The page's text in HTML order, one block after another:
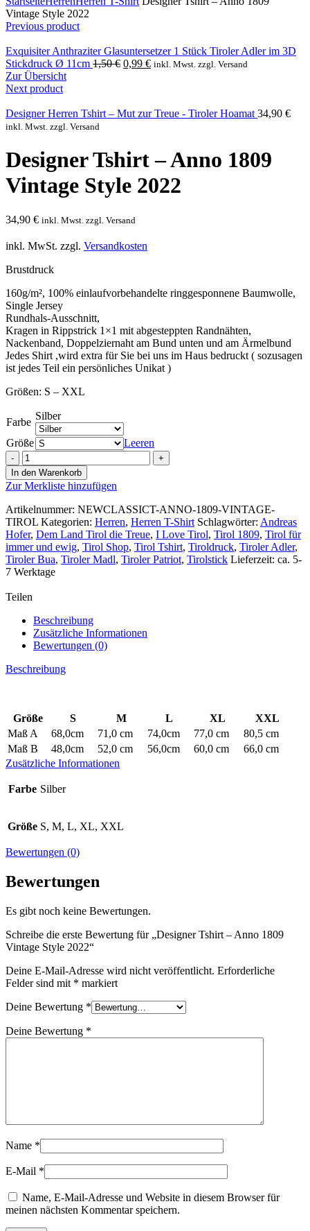
Vintage Style 2022
Previous product
Exquisiter Anthraziter Glasuntersetzer 1 Stück Tiroler Adler im 3D
Stickdruck Ø 11cm 1,50€ Ursprünglicher
0,99 €Aktueller
inkl. Mwst. zzgl. Versand
Zur Übersicht
Next product
Designer Herren Tshirt – Mut zur Treue - Tiroler Hoamat 34,90 €
inkl. Mwst. zzgl. Versand
Designer Tshirt – Anno 1809
Vintage Style 2022
34,90 € inkl. Mwst. zzgl. Versand
inkl. MwSt. zzgl. Versandkosten
Brustdruck
160g/m², 100% einlaufvorbehandelte ringgesponnene Baumwolle,
Single Jersey
Rundhals-Ausschnitt,
Kragen in Rippstrick 1×1 mit abgesteppten Randnähten,
Nackenband, Doppelziernaht am Bund unten und am Ärmelbund
Jedes Shirt ,wird extra für Sie bei uns im Haus bedruckt ( sozusagen
ist jedes Teil ein persönliches Unikat )
Größen: S – XXL
Farbe
Silber
Größe
Leeren
Designer
Tshirt
–
Anno
1809
Vintage
Style
2022
Menge
In den Warenkorb
Zur Merkliste hinzufügen
Artikelnummer: NEWCLASSICT-ANNO-1809-VINTAGE-
TIROL Kategorien: Herren, Herren T-Shirt Schlagwörter: Andreas
Hofer, Dem Land Tirol die Treue, I Love Tirol, Tirol 1809, Tirol für
immer und ewig, Tirol Shop, Tirol Tshirt, Tiroldruck, Tiroler Adler,
Tiroler Bua, Tiroler Madl, Tiroler Patriot, Tirolstick Lieferzeit: ca. 5-
7 Werktage
Teilen
Beschreibung
Zusätzliche Informationen
Bewertungen (0)
Beschreibung
Größe S M L XL
XXL
Maß A
68,0cm 71,0 cm 74,0cm 77,0 cm
80,5 cm
Maß B
48,0cm 52,0 cm 56,0cm 60,0 cm
66,0 cm
Zusätzliche Informationen
Farbe Silber
Größe S, M, L, XL, XXL
Bewertungen (0)
Bewertungen
Es gibt noch keine Bewertungen.
Schreibe die erste Bewertung für „Designer Tshirt – Anno 1809
Vintage Style 2022“
Deine E-Mail-Adresse wird nicht veröffentlicht. Erforderliche
Felder sind mit * markiert
Deine Bewertung *
Deine Bewertung *
Name *
E-Mail *
Name, E-Mail-Adresse und Website in diesem Browser für
meinen nächsten Kommentar speichern.